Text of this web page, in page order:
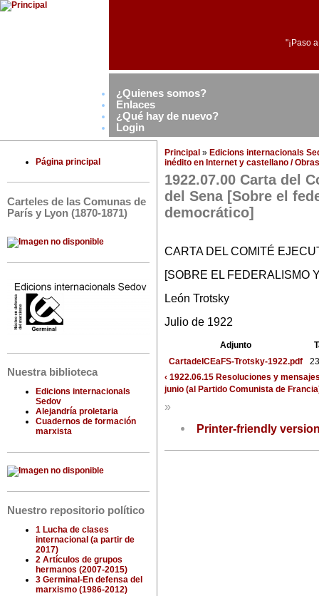
"¡Paso
¿Quienes somos?
Enlaces
¿Qué hay de nuevo?
Login
Página principal
Carteles de las Comunas de
París y Lyon (1870-1871)
Nuestra biblioteca
Edicions internacionals
Sedov
Alejandría proletaria
Cuadernos de formación
marxista
Nuestro repositorio político
1 Lucha de clases
internacional (a partir de
2017)
2 Artículos de grupos
hermanos (2007-2015)
3 Germinal-En defensa del
marxismo (1986-2012)
Principal » Edicions internacionals
inédito en Internet y castellano /
1922.07.00 Carta del
del Sena [Sobre el
democrático]
CARTA DEL COMITÉ
[SOBRE EL FEDERALISMO
León Trotsky
Julio de 1922
Adjunto
CartadelCEaFS-Trotsky-1922.pdf
‹ 1922.06.15 Resoluciones y
junio (al Partido Comunista de
»
Printer-friendly